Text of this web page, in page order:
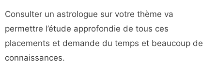
Consulter un astrologue sur votre thème va
permettre l’étude approfondie de tous ces
placements et demande du temps et beaucoup de
connaissances.